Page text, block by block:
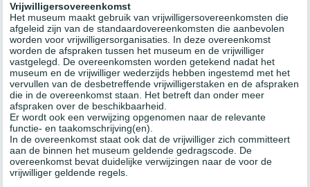
Vrijwilligersovereenkomst
Het museum maakt gebruik van vrijwilligersovereenkomsten die
afgeleid zijn van de standaardovereenkomsten die aanbevolen
worden voor vrijwilligersorganisaties. In deze overeenkomst
worden de afspraken tussen het museum en de vrijwilliger
vastgelegd. De overeenkomsten worden getekend nadat het
museum en de vrijwilliger wederzijds hebben ingestemd met het
vervullen van de desbetreffende vrijwilligerstaken en de afspraken
die in de overeenkomst staan. Het betreft dan onder meer
afspraken over de beschikbaarheid.
Er wordt ook een verwijzing opgenomen naar de relevante
functie- en taakomschrijving(en).
In de overeenkomst staat ook dat de vrijwilliger zich committeert
aan de binnen het museum geldende gedragscode. De
overeenkomst bevat duidelijke verwijzingen naar de voor de
vrijwilliger geldende regels.